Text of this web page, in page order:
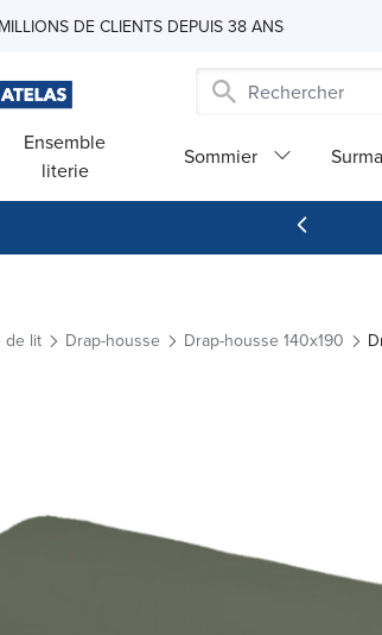
DE CLIENTS DEPUIS 38 ANS
Ensemble
literie
Sommier
de lit Drap-housse Drap-housse 140x190